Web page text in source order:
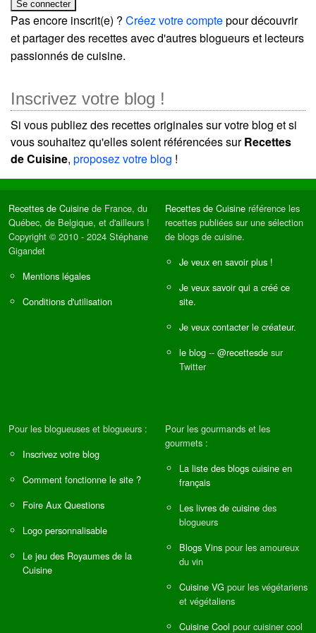
Pas encore inscrit(e) ? Créez votre comptepour découvrir
et partager des recettes avec d'autres blogueurs et lecteurs
passionnés de cuisine.
Inscrivez votre blog !
Si vous publiez des recettes originales sur votre blog et si
vous souhaitez qu'elles soient référencées surRecettes
de Cuisine, proposez votre blog !
Recettes de Cuisine de France, du
Québec, de Belgique, et d'ailleurs !
Copyright © 2010 - 2024 Stéphane
Gigandet
Mentions légales
Conditions d'utilisation
Recettes de Cuisine référence les
recettes publiées sur une sélection
de blogs de cuisine.
Je veux en savoir plus !
Je veux savoir qui a créé ce
site.
Je veux contacter le créateur.
le blog -- @recettesde sur
Twitter
Pour les blogueuses et blogueurs :
Inscrivez votre blog
Comment fonctionne le site ?
Foire Aux Questions
Logo personnalisable
Le jeu des Royaumes de la
Cuisine
Pour les gourmands et les
gourmets :
La liste des blogs cuisine en
français
Les livres de cuisine des
blogueurs
Blogs Vins pour les amoureux
du vin
Cuisine VG pour les végétariens
et végétaliens
Cuisine Cool pour cuisiner cool